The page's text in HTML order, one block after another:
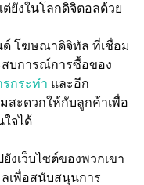
ยังในโลกดิจิตอลด้วย
ด์ โฆษณาดิจิทัล ที่เชื่อม
สบการณ์การซื้อของ
กระทำ และอีก
สะดวกให้กับลูกค้าเพื่อ
จได้
งเว็บไซต์ของพวกเขา
ลเพื่อสนับสนุนการ